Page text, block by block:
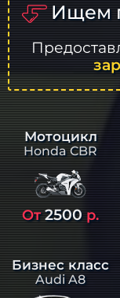
Ищем
Мотоцикл
Honda CBR
От2500р.
Бизнес класс
Audi A8